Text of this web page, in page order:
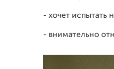
- хочет
- внимательно